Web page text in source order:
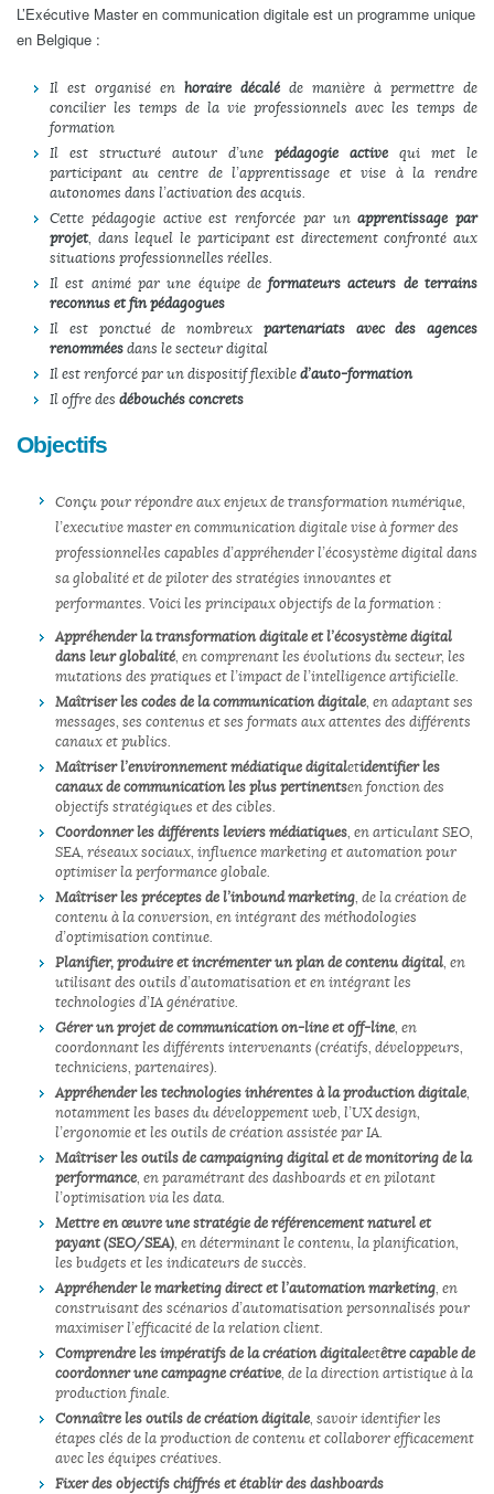
L’Exécutive Master en communication digitale est un programme unique
en Belgique :
Il est organisé en horaire décalé de manière à permettre de
concilier les temps de la vie professionnels avec les temps de
formation
Il est structuré autour d’une pédagogie active qui met le
participant au centre de l’apprentissage et vise à la rendre
autonomes dans l’activation des acquis.
Cette pédagogie active est renforcée par unapprentissage par
projet, dans lequel le participant est directement confronté aux
situations professionnelles réelles.
Il est animé par une équipe deformateurs acteurs de terrains
reconnus et fin pédagogues
Il est ponctué de nombreux partenariats avec des agences
renomméesdans le secteur digital
Il est renforcé par un dispositif flexibled’auto-formation
Il offre des débouchés concrets
Objectifs
Conçu pour répondre aux enjeux de transformation numérique,
l’executive master en communication digitale vise à former des
professionnel·les capables d’appréhender l’écosystème digital dans
sa globalité et de piloter des stratégies innovantes et
performantes. Voici les principaux objectifs de la formation :
Appréhender la transformation digitale et l’écosystème digital
dans leur globalité, en comprenant les évolutions du secteur, les
mutations des pratiques et l’impact de l’intelligence artificielle.
Maîtriser les codes de la communication digitale, en adaptant ses
messages, ses contenus et ses formats aux attentes des différents
canaux et publics.
Maîtriser l’environnement médiatique digitaletidentifier les
canaux de communication les plus pertinentsen fonction des
objectifs stratégiques et des cibles.
Coordonner les différents leviers médiatiques, en articulant SEO,
SEA, réseaux sociaux, influence marketing et automation pour
optimiser la performance globale.
Maîtriser les préceptes de l’inbound marketing, de la création de
contenu à la conversion, en intégrant des méthodologies
d’optimisation continue.
Planifier, produire et incrémenter un plan de contenu digital, en
utilisant des outils d’automatisation et en intégrant les
technologies d’IA générative.
Gérer un projet de communication on-line et off-line, en
coordonnant les différents intervenants (créatifs, développeurs,
techniciens, partenaires).
Appréhender les technologies inhérentes à la production digitale,
notamment les bases du développement web, l’UX design,
l’ergonomie et les outils de création assistée par IA.
Maîtriser les outils de campaigning digital et de monitoring de la
performance, en paramétrant des dashboards et en pilotant
l’optimisation via les data.
Mettre en œuvre une stratégie de référencement naturel et
payant (SEO/SEA), en déterminant le contenu, la planification,
les budgets et les indicateurs de succès.
Appréhender le marketing direct et l’automation marketing, en
construisant des scénarios d’automatisation personnalisés pour
maximiser l’efficacité de la relation client.
Comprendre les impératifs de la création digitaleetêtre capable de
coordonner une campagne créative, de la direction artistique à la
production finale.
Connaître les outils de création digitale, savoir identifier les
étapes clés de la production de contenu et collaborer efficacement
avec les équipes créatives.
Fixer des objectifs chiffrés et établir des dashboards